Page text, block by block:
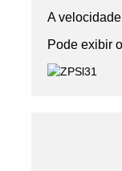
A
Pode exibir